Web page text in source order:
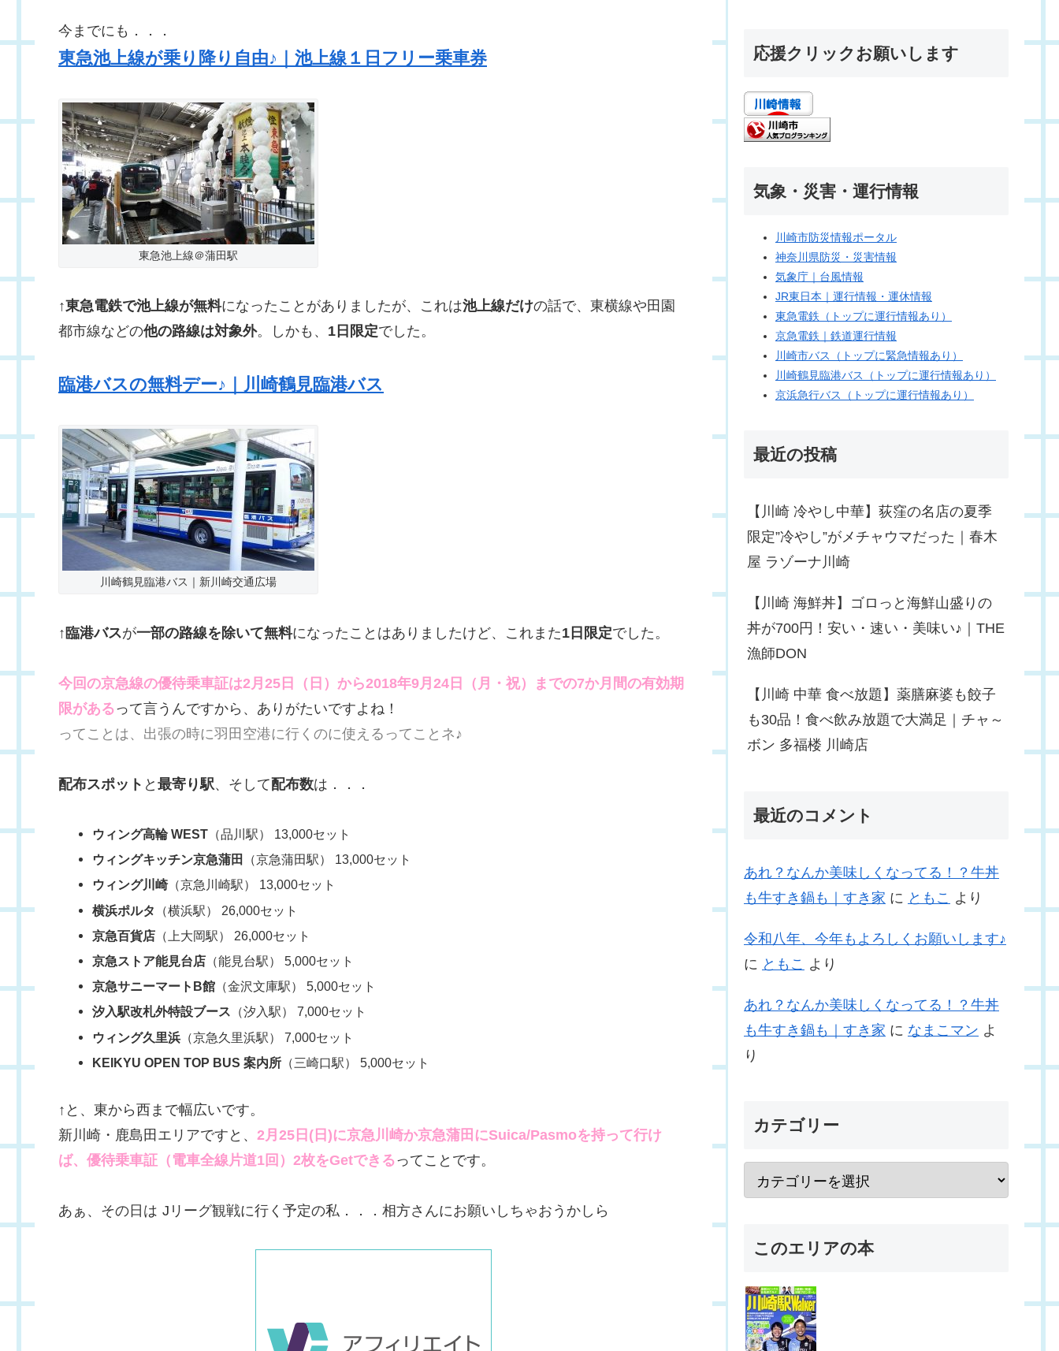
今までにも．．．
東急池上線が乗り降り自由♪｜池上線１日フリー乗車券
東急池上線＠蒲田駅
↑東急電鉄で池上線が無料になったことがありましたが、これは池上線だけの話で、東横線や田園
都市線などの他の路線は対象外。しかも、 1日限定でした。
臨港バスの無料デー♪｜川崎鶴見臨港バス
川崎鶴見臨港バス｜新川崎交通広場
↑ 臨港バスが一部の路線を除いて無料になったことはありましたけど、これまた1日限定でした。
今回の京急線の優待乗車証は2月25日（日）から2018年9月24日（月・祝）までの7か月間の有効期
限があるって言うんですから、ありがたいですよね！
ってことは、出張の時に羽田空港に行くのに使えるってことネ♪
配布スポット と 最寄り駅、そして配布数は．．．
ウィング高輪 WEST （品川駅） 13,000セット
ウィングキッチン京急蒲田
（京急蒲田駅） 13,000セット
ウィング川崎（京急川崎駅） 13,000セット
横浜ポルタ
（横浜駅） 26,000セット
京急百貨店 （上大岡駅） 26,000セット
京急ストア能見台店 （能見台駅） 5,000セット
京急サニーマートB館 （金沢文庫駅） 5,000セット
汐入駅改札外特設ブース （汐入駅） 7,000セット
ウィング久里浜 （京急久里浜駅） 7,000セット
KEIKYU OPEN TOP BUS 案内所 （三崎口駅） 5,000セット
↑と、東から西まで幅広いです。
新川崎・鹿島田エリアですと、 2月25日(日)に京急川崎か京急蒲田にSuica/Pasmoを持って行け
ば、優待乗車証（電車全線片道1回）2枚をGetできるってことです。
あぁ、その日は Jリーグ観戦に行く予定の私．．．相方さんにお願いしちゃおうかしら
応援クリックお願いします
気象・災害・運行情報
川崎市防災情報ポータル
神奈川県防災・災害情報
気象庁｜台風情報
JR東日本｜運行情報・運休情報
東急電鉄（トップに運行情報あり）
京急電鉄｜鉄道運行情報
川崎市バス（トップに緊急情報あり）
川崎鶴見臨港バス（トップに運行情報あり）
京浜急行バス（トップに運行情報あり）
最近の投稿
【川崎 冷やし中華】荻窪の名店の夏季
限定”冷やし”がメチャウマだった｜春木
屋 ラゾーナ川崎
【川崎 海鮮丼】ゴロっと海鮮山盛りの
丼が700円！安い・速い・美味い♪｜THE
漁師DON
【川崎 中華 食べ放題】薬膳麻婆も餃子
も30品！食べ飲み放題で大満足｜チャ～
ボン 多福楼 川崎店
最近のコメント
あれ？なんか美味しくなってる！？牛丼
も牛すき鍋も｜すき家 に ともこ より
令和八年、今年もよろしくお願いします♪
に ともこ より
あれ？なんか美味しくなってる！？牛丼
も牛すき鍋も｜すき家 に なまこマン よ
り
カテゴリー
このエリアの本